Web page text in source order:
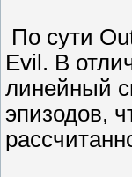
По сути
Evil. В
линейный
эпизодов,